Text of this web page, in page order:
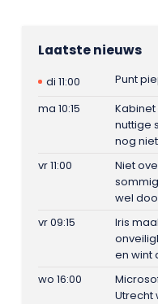
Laatste nieuws
di 11:00
Punt
ma 10:15
nuttige
nog
vr 11:00
Niet
wel
vr 09:15
Iris
en wint
wo 16:00
Utrecht